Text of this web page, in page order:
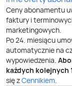
Ceny abonamentu
faktury i
marketingowych.
Po24. miesiącu
automatycznie na
wypowiedzenia.
każdych kolejnych
się zCennikiem.